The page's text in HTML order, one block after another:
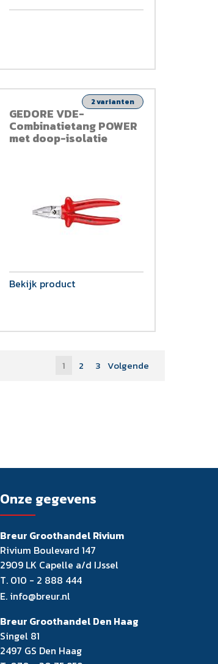
GEDORE VDE-
Combinatietang POWER
met doop-isolatie
2 varianten
Bekijk product
1 2 3 Volgende
Onze gegevens
Breur Groothandel Rivium
Rivium Boulevard 147
2909 LK Capelle a/d IJssel
T. 010 - 2 888 444
E. info@breur.nl
Breur Groothandel Den Haag
Singel 81
2497 GS Den Haag